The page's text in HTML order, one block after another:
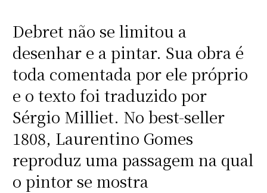
Debret não se limitou a
desenhar e a pintar. Sua obra é
toda comentada por ele próprio
e o texto foi traduzido por
Sérgio Milliet. No best-seller
1808, Laurentino Gomes
reproduz uma passagem na qual
o pintor se mostra